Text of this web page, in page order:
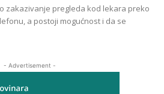
zakazivanje pregleda kod lekara preko
a postoji mogućnost i da se
- Advertisement -